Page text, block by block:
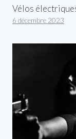
Vélos
6 décembre 2023